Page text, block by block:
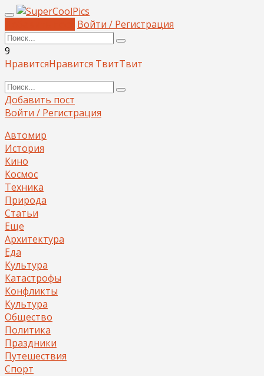
Войти / Регистрация
9
НравитсяНравится ТвитТвит
Добавить пост
Войти / Регистрация
Автомир
История
Кино
Космос
Техника
Природа
Статьи
Еще
Архитектура
Еда
Культура
Катастрофы
Конфликты
Культура
Общество
Политика
Праздники
Путешествия
Спорт